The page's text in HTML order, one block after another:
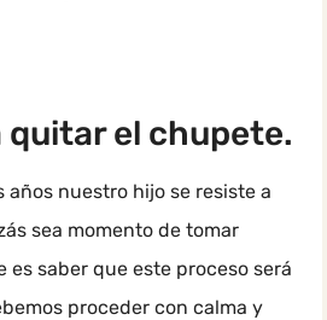
quitar el chupete.
años nuestro hijo se resiste a
sea momento de tomar
es saber que este proceso será
proceder con calma y